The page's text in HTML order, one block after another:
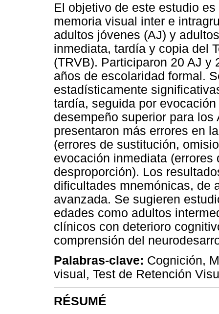
El objetivo de este estudio
memoria visual inter e
adultos jóvenes (AJ) y
inmediata, tardía y copia del
(TRVB). Participaron 20 AJ y
años de escolaridad formal.
estadísticamente
tardía, seguida por
desempeño superior para
presentaron más errores en
(errores de sustitución,
evocación inmediata
desproporción). Los
dificultades mnemónicas, de
avanzada. Se sugieren
edades como adultos
clínicos con deterioro
comprensión del
Palabras-clave: Cognición,
visual, Test de Retención
RÉSUMÉ